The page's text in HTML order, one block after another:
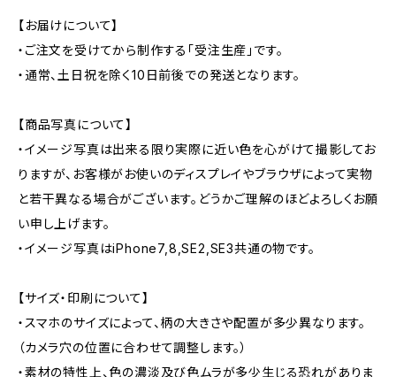
【お届けについて】
・ご注文を受けてから制作する「受注生産」です。
・通常、土日祝を除く10日前後での発送となります。
【商品写真について】
・イメージ写真は出来る限り実際に近い色を心がけて撮影してお
りますが、お客様がお使いのディスプレイやブラウザによって実物
と若干異なる場合がございます。どうかご理解のほどよろしくお願
い申し上げます。
・イメージ写真はiPhone7,8,SE2,SE3共通の物です。
【サイズ・印刷について】
・スマホのサイズによって、柄の大きさや配置が多少異なります。
（カメラ穴の位置に合わせて調整します。）
・素材の特性上、色の濃淡及び色ムラが多少生じる恐れがありま